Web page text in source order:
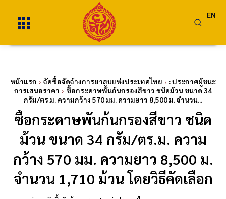
EN
หน้าแรก จัดซื้อจัดจ้างการยาสูบแห่งประเทศไทย
: ประกาศผู้ชนะ
การเสนอราคา
ซื้อกระดาษพันก้นกรองสีขาว ชนิดม้วน ขนาด 34
กรัม/ตร.ม. ความกว้าง 570 มม. ความยาว 8,500 ม. จำนวน...
ซื้อกระดาษพันก้นกรองสีขาว ชนิด
ม้วน ขนาด 34 กรัม/ตร.ม. ความ
กว้าง 570 มม. ความยาว 8,500 ม.
จำนวน 1,710 ม้วน โดยวิธีคัดเลือก